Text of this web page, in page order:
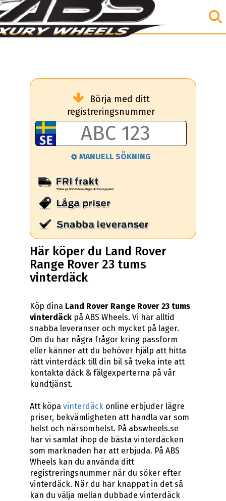
Börja med ditt
registreringsnummer
MANUELL SÖKNING
Här köper du Land Rover
Range Rover 23 tums
vinterdäck
Köp dina Land Rover Range Rover 23 tums
vinterdäckpå ABS Wheels. Vi har alltid
snabba leveranser och mycket på lager.
Om du har några frågor kring passform
eller känner att du behöver hjälp att hitta
rätt vinterdäck till din bil så tveka inte att
kontakta däck & fälgexperterna på vår
kundtjänst.
Att köpa vinterdäckonline erbjuder lägre
priser, bekvämligheten att handla var som
helst och närsomhelst. På abswheels.se
har vi samlat ihop de bästa vinterdäcken
som marknaden har att erbjuda. På ABS
Wheels kan du använda ditt
registreringsnummer när du söker efter
vinterdäck. När du har knappat in det så
kan du välja mellan dubbade vinterdäck